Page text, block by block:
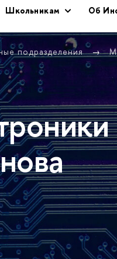
Школьникам
Об
подразделения